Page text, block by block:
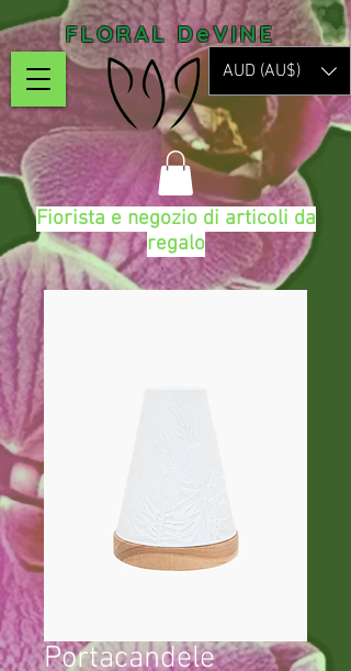
FLORAL DeVINE
AUD (AU$)
Fiorista e negozio di articoli da
regalo
Portacandele